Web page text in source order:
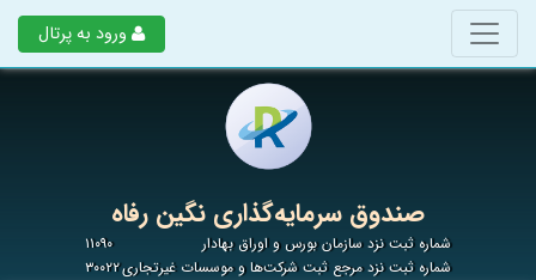
ورود به پرتال
صندوق سرمایه‌گذاری نگین رفاه
شماره ثبت نزد سازمان بورس و اوراق بهادار
۱۱۰۹۰
شماره ثبت نزد مرجع ثبت شرکت‌ها و موسسات غیرتجاری۳۰۰۲۲